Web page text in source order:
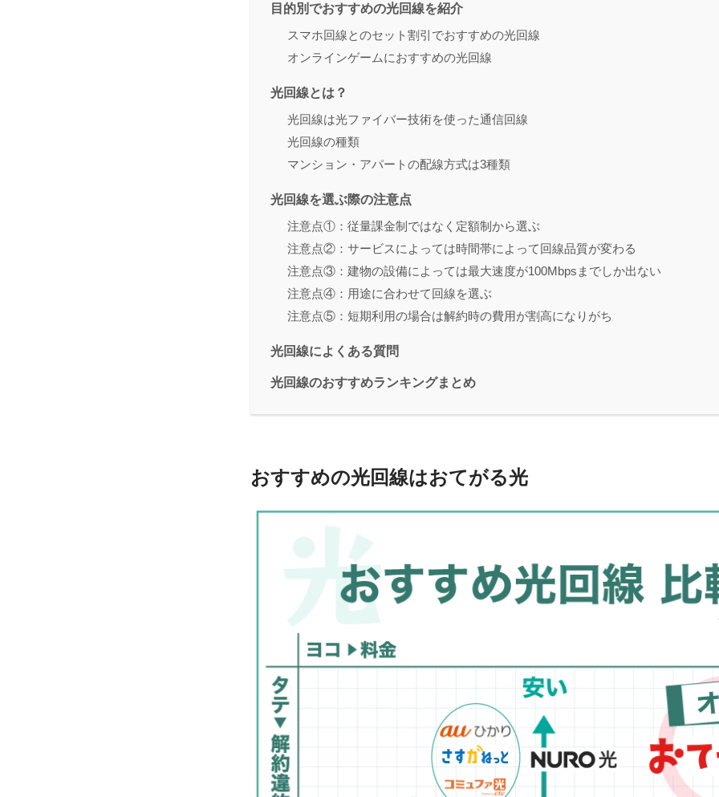
目的別でおすすめの光回線を紹介
スマホ回線とのセット割引でおすすめの光回線
オンラインゲームにおすすめの光回線
光回線とは？
光回線は光ファイバー技術を使った通信回線
光回線の種類
マンション・アパートの配線方式は3種類
光回線を選ぶ際の注意点
注意点①：従量課金制ではなく定額制から選ぶ
注意点②：サービスによっては時間帯によって回線品質が変わる
注意点③：建物の設備によっては最大速度が100Mbpsまでしか出ない
注意点④：用途に合わせて回線を選ぶ
注意点⑤：短期利用の場合は解約時の費用が割高になりがち
光回線によくある質問
光回線のおすすめランキングまとめ
おすすめの光回線はおてがる光